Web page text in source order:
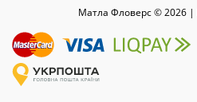
Матла Фловерс © 2026 |